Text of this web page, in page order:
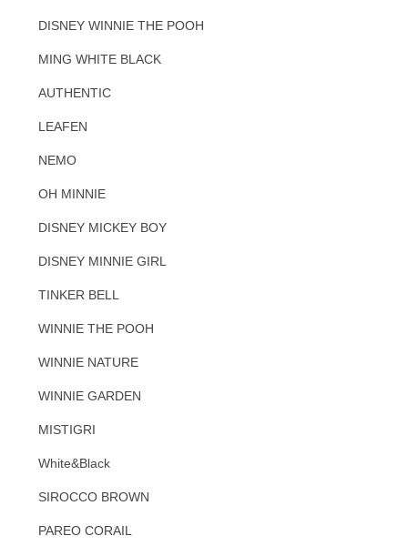
DISNEY WINNIE THE POOH
MING WHITE BLACK
AUTHENTIC
LEAFEN
NEMO
OH MINNIE
DISNEY MICKEY BOY
DISNEY MINNIE GIRL
TINKER BELL
WINNIE THE POOH
WINNIE NATURE
WINNIE GARDEN
MISTIGRI
White&Black
SIROCCO BROWN
PAREO CORAIL